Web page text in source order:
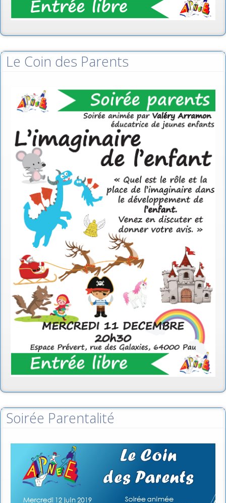
Le Coin des Parents
Soirée Parentalité